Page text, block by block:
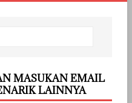
MASUKAN EMAIL
LAINNYA